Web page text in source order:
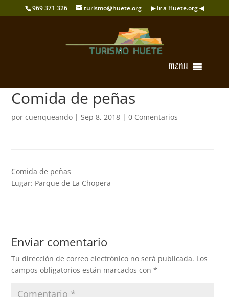
969 371 326 turismo@huete.org ▶ Ir a Huete.org ◀
MENU
Comida de peñas
porcuenqueando |Sep 8, 2018 |0 Comentarios
Comida de peñas
Lugar: Parque de La Chopera
Enviar comentario
Tu dirección de correo electrónico no será publicada. Los
campos obligatorios están marcados con*